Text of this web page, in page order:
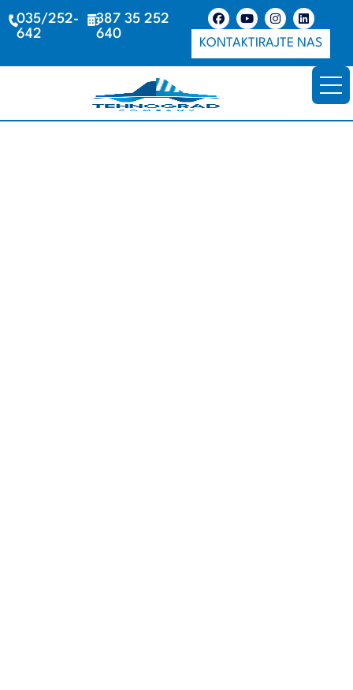
035/252-
642
387 35 252
640
KONTAKTIRAJTE NAS